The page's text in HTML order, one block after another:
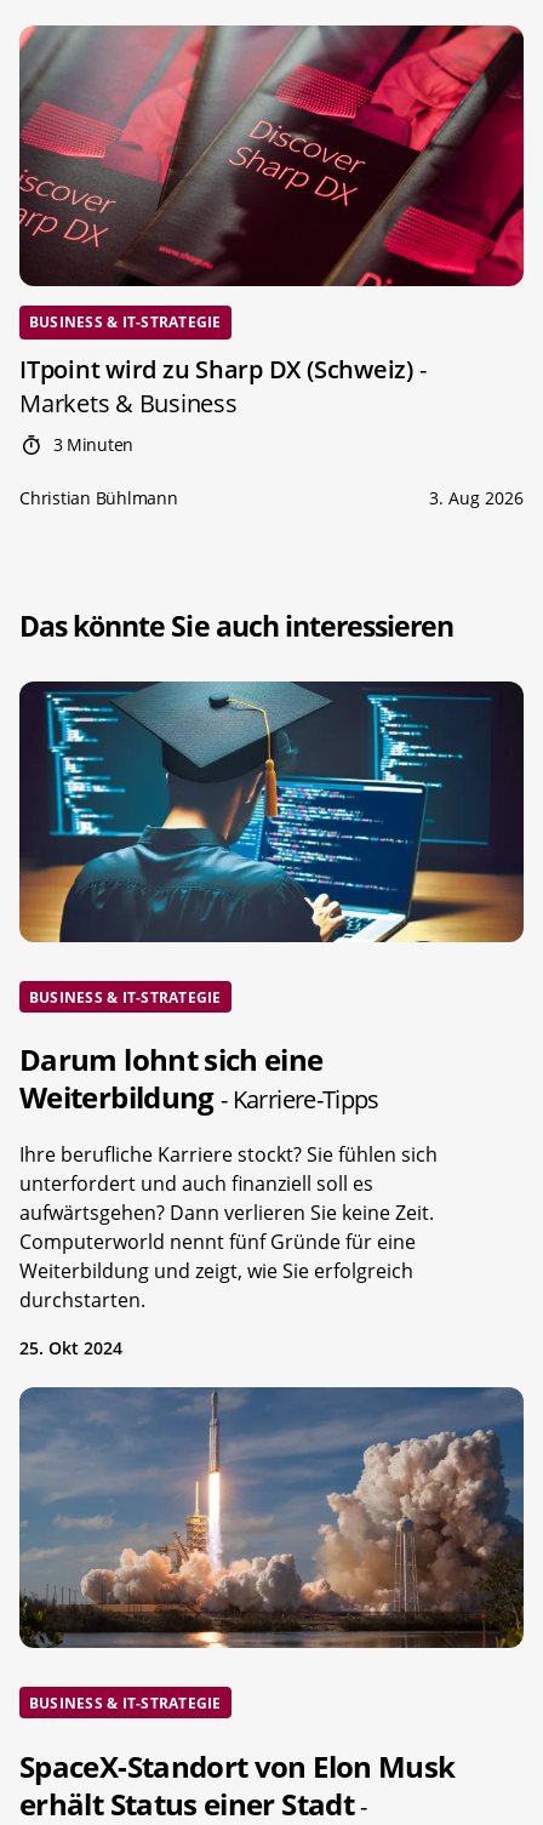
BUSINESS & IT-STRATEGIE
ITpoint wird zu Sharp DX (Schweiz)-
Markets & Business
3 Minuten
Christian Bühlmann 3. Aug 2026
Das könnte Sie auch interessieren
BUSINESS & IT-STRATEGIE
Darum lohnt sich eine
Weiterbildung- Karriere-Tipps
Ihre berufliche Karriere stockt? Sie fühlen sich
unterfordert und auch finanziell soll es
aufwärtsgehen? Dann verlieren Sie keine Zeit.
Computerworld nennt fünf Gründe für eine
Weiterbildung und zeigt, wie Sie erfolgreich
durchstarten.
25. Okt 2024
BUSINESS & IT-STRATEGIE
SpaceX-Standort von Elon Musk
erhält Status einer Stadt-